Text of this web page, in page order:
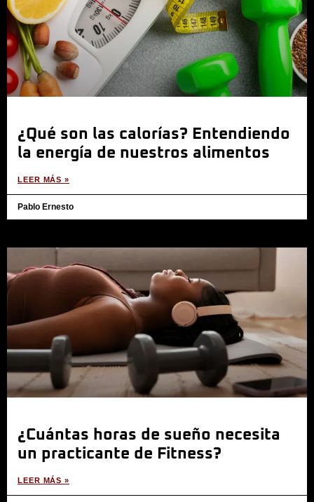
¿Qué son las calorías? Entendiendo
la energía de nuestros alimentos
LEER MÁS »
Pablo Ernesto
¿Cuántas horas de sueño necesita
un practicante de Fitness?
LEER MÁS »